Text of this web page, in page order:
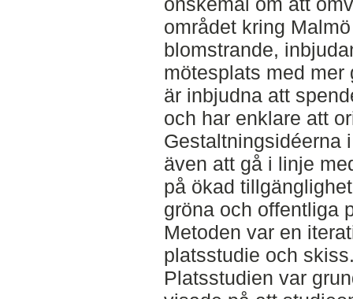
området kring
blomstrande,
mötesplats med mer
är inbjudna att
och har enklare att
Gestaltningsidéerna
även att gå i linje
på ökad
gröna och offentliga
Metoden var en
platsstudie och
Platsstudien var